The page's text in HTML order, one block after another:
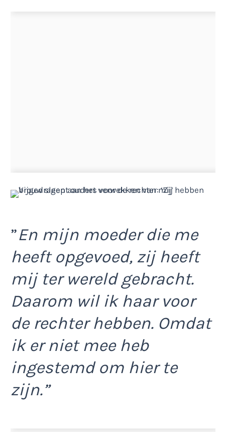
”En mijn moeder die me
heeft opgevoed, zij heeft
mij ter wereld gebracht.
Daarom wil ik haar voor
de rechter hebben. Omdat
ik er niet mee heb
ingestemd om hier te
zijn.”